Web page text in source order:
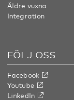
Äldre vuxna
Integration
FÖLJ OSS
Facebook
Youtube
LinkedIn